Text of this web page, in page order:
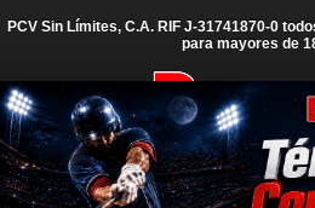
PCV Sin Límites, C.A. RIF J-31741870-0
para mayores de